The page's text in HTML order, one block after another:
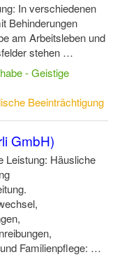
In verschiedenen
Behinderungen
am Arbeitsleben und
stehen …
- Geistige
Beeinträchtigung
GmbH)
Leistung: Häusliche
Familienpflege: …